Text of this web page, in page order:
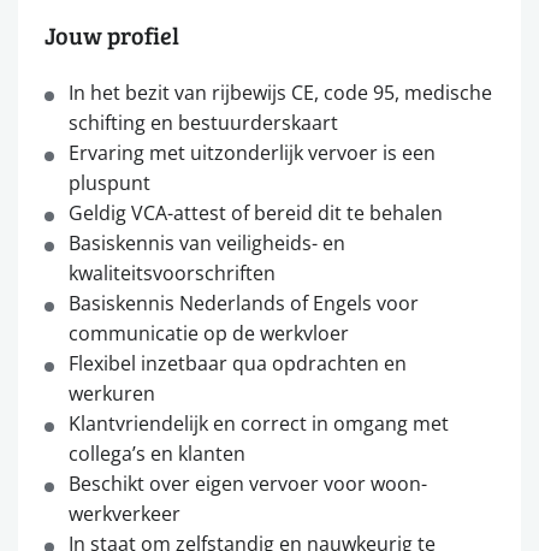
Jouw profiel
In het bezit van rijbewijs CE, code 95, medische
schifting en bestuurderskaart
Ervaring met uitzonderlijk vervoer is een
pluspunt
Geldig VCA-attest of bereid dit te behalen
Basiskennis van veiligheids- en
kwaliteitsvoorschriften
Basiskennis Nederlands of Engels voor
communicatie op de werkvloer
Flexibel inzetbaar qua opdrachten en
werkuren
Klantvriendelijk en correct in omgang met
collega’s en klanten
Beschikt over eigen vervoer voor woon-
werkverkeer
In staat om zelfstandig en nauwkeurig te